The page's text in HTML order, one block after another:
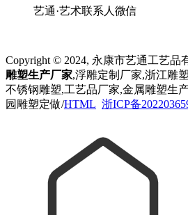
艺通·艺术联系人微信
Copyright © 2024, 永康市艺通工艺品
雕塑生产厂家,浮雕定制厂家,浙江雕
不锈钢雕塑,工艺品厂家,金属雕塑生
园雕塑定做/HTML 浙ICP备